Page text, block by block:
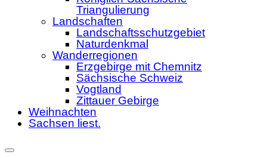
Triangulierung
Landschaften
Landschaftsschutzgebiet
Naturdenkmal
Wanderregionen
Erzgebirge mit Chemnitz
Sächsische Schweiz
Vogtland
Zittauer Gebirge
Weihnachten
Sachsen liest.